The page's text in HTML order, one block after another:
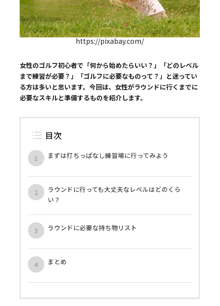
https://pixabay.com/
女性のゴルフ初心者で「何から始めたらいい？」「どのレベル
まで練習が必要？」「ゴルフに必要なものって？」と迷ってい
る方は多いと思います。今回は、女性がラウンドに行くまでに
必要なスキルと準備するものを紹介します。
目次
まずは打ちっぱなし練習場に行ってみよう
ラウンドに行っても大丈夫なレベルはどのくら
い？
ラウンドに必要な持ち物リスト
まとめ